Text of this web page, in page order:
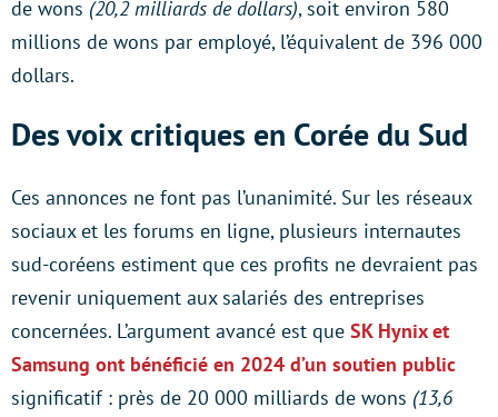
de wons (20,2 milliards de dollars), soit environ 580
millions de wons par employé, l’équivalent de 396 000
dollars.
Des voix critiques en Corée du Sud
Ces annonces ne font pas l’unanimité. Sur les réseaux
sociaux et les forums en ligne, plusieurs internautes
sud-coréens estiment que ces profits ne devraient pas
revenir uniquement aux salariés des entreprises
concernées. L’argument avancé est que SK Hynix et
Samsung ont bénéficié en 2024 d’un soutien public
significatif : près de 20 000 milliards de wons (13,6